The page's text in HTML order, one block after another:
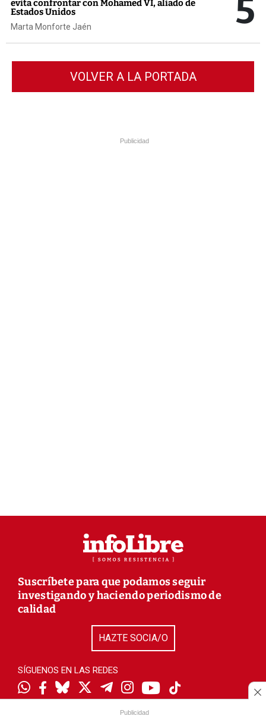
evita confrontar con Mohamed VI, aliado de
Estados Unidos
Marta Monforte Jaén 5
VOLVER A LA PORTADA
Publicidad
Publicidad
Suscríbete para que podamos seguir
investigando y haciendo periodismo de
calidad
HAZTE SOCIA/O
SÍGUENOS EN LAS REDES